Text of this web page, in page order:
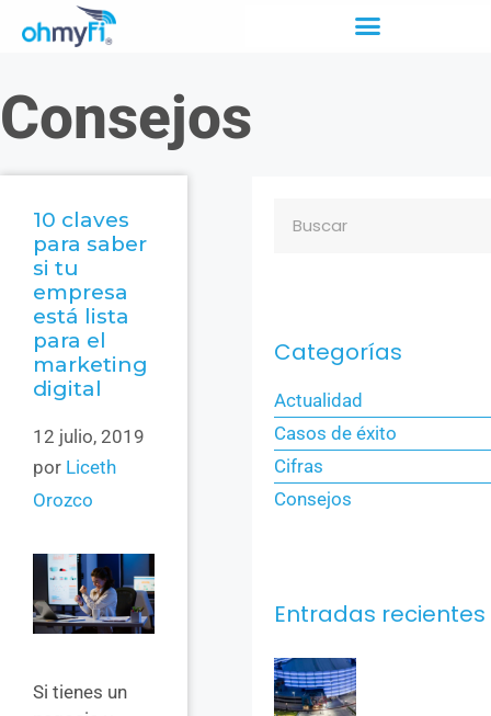
Consejos
10 claves
para saber
si tu
empresa
está lista
para el
marketing
digital
12 julio, 2019
por Liceth
Orozco
Si tienes un
Categorías
Actualidad
Casos de éxito
Cifras
Consejos
Entradas recientes